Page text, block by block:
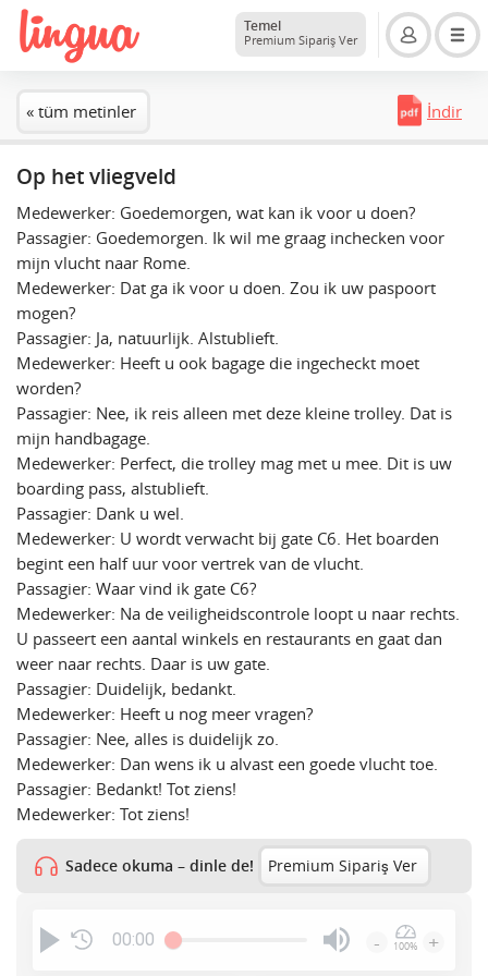
Temel
Premium Sipariş Ver
« tüm metinler İndir
Op het vliegveld
Medewerker: Goedemorgen, wat kan ik voor u doen?
Passagier: Goedemorgen. Ik wil me graag inchecken voor
mijn vlucht naar Rome.
Medewerker: Dat ga ik voor u doen. Zou ik uw paspoort
mogen?
Passagier: Ja, natuurlijk. Alstublieft.
Medewerker: Heeft u ook bagage die ingecheckt moet
worden?
Passagier: Nee, ik reis alleen met deze kleine trolley. Dat is
mijn handbagage.
Medewerker: Perfect, die trolley mag met u mee. Dit is uw
boarding pass, alstublieft.
Passagier: Dank u wel.
Medewerker: U wordt verwacht bij gate C6. Het boarden
begint een half uur voor vertrek van de vlucht.
Passagier: Waar vind ik gate C6?
Medewerker: Na de veiligheidscontrole loopt u naar rechts.
U passeert een aantal winkels en restaurants en gaat dan
weer naar rechts. Daar is uw gate.
Passagier: Duidelijk, bedankt.
Medewerker: Heeft u nog meer vragen?
Passagier: Nee, alles is duidelijk zo.
Medewerker: Dan wens ik u alvast een goede vlucht toe.
Passagier: Bedankt! Tot ziens!
Medewerker: Tot ziens!
Sadece okuma – dinle de! Premium Sipariş Ver
00:00 - 100% +